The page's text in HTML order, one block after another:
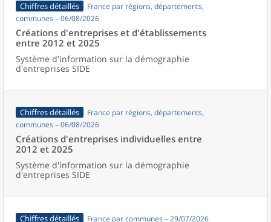
Chiffres détaillés
France par régions, départements,
communes – 06/08/2026
Créations d'entreprises et d'établissements
entre 2012 et 2025
Système d'information sur la démographie
d'entreprises SIDE
Chiffres détaillés
France par régions, départements,
communes – 06/08/2026
Créations d'entreprises individuelles entre
2012 et 2025
Système d'information sur la démographie
d'entreprises SIDE
Chiffres détaillés France par communes – 29/07/2026